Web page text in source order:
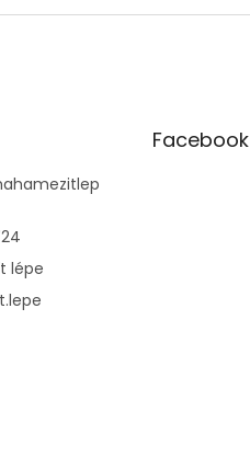
lépe
Facebook